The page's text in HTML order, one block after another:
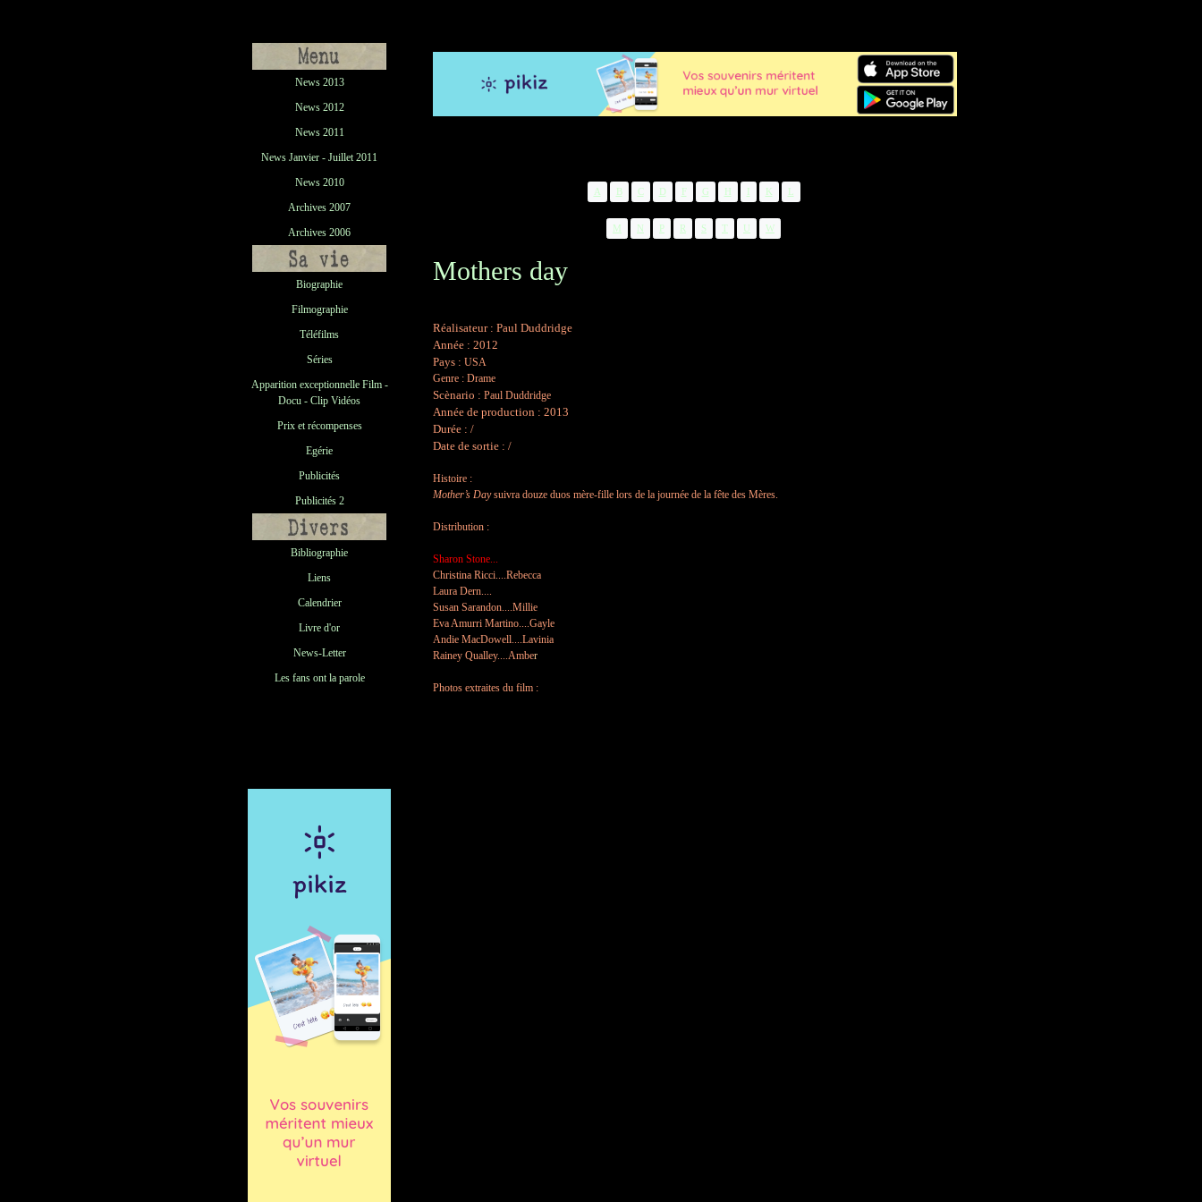
News 2013
News 2012
News 2011
News Janvier - Juillet 2011
News 2010
Archives 2007
Archives 2006
Biographie
Filmographie
Téléfilms
Séries
Apparition exceptionnelle Film -
Docu - Clip Vidéos
Prix et récompenses
Egérie
Publicités
Publicités 2
Bibliographie
Liens
Calendrier
Livre d'or
News-Letter
Les fans ont la parole
A B C D F G K L
M N P R S U W
Mothers day
Réalisateur : Paul Duddridge
Année : 2012
Pays : USA
Genre : Drame
Scènario : Paul Duddridge
Année de production : 2013
Durée : /
Date de sortie : /
Histoire :
Mother’s Daysuivra douze duos mère-fille lors de la journée de la fête des Mères.
Distribution :
Sharon Stone...
Christina Ricci....Rebecca
Laura Dern....
Susan Sarandon....Millie
Eva Amurri Martino....Gayle
Andie MacDowell....Lavinia
Rainey Qualley....Amber
Photos extraites du film :